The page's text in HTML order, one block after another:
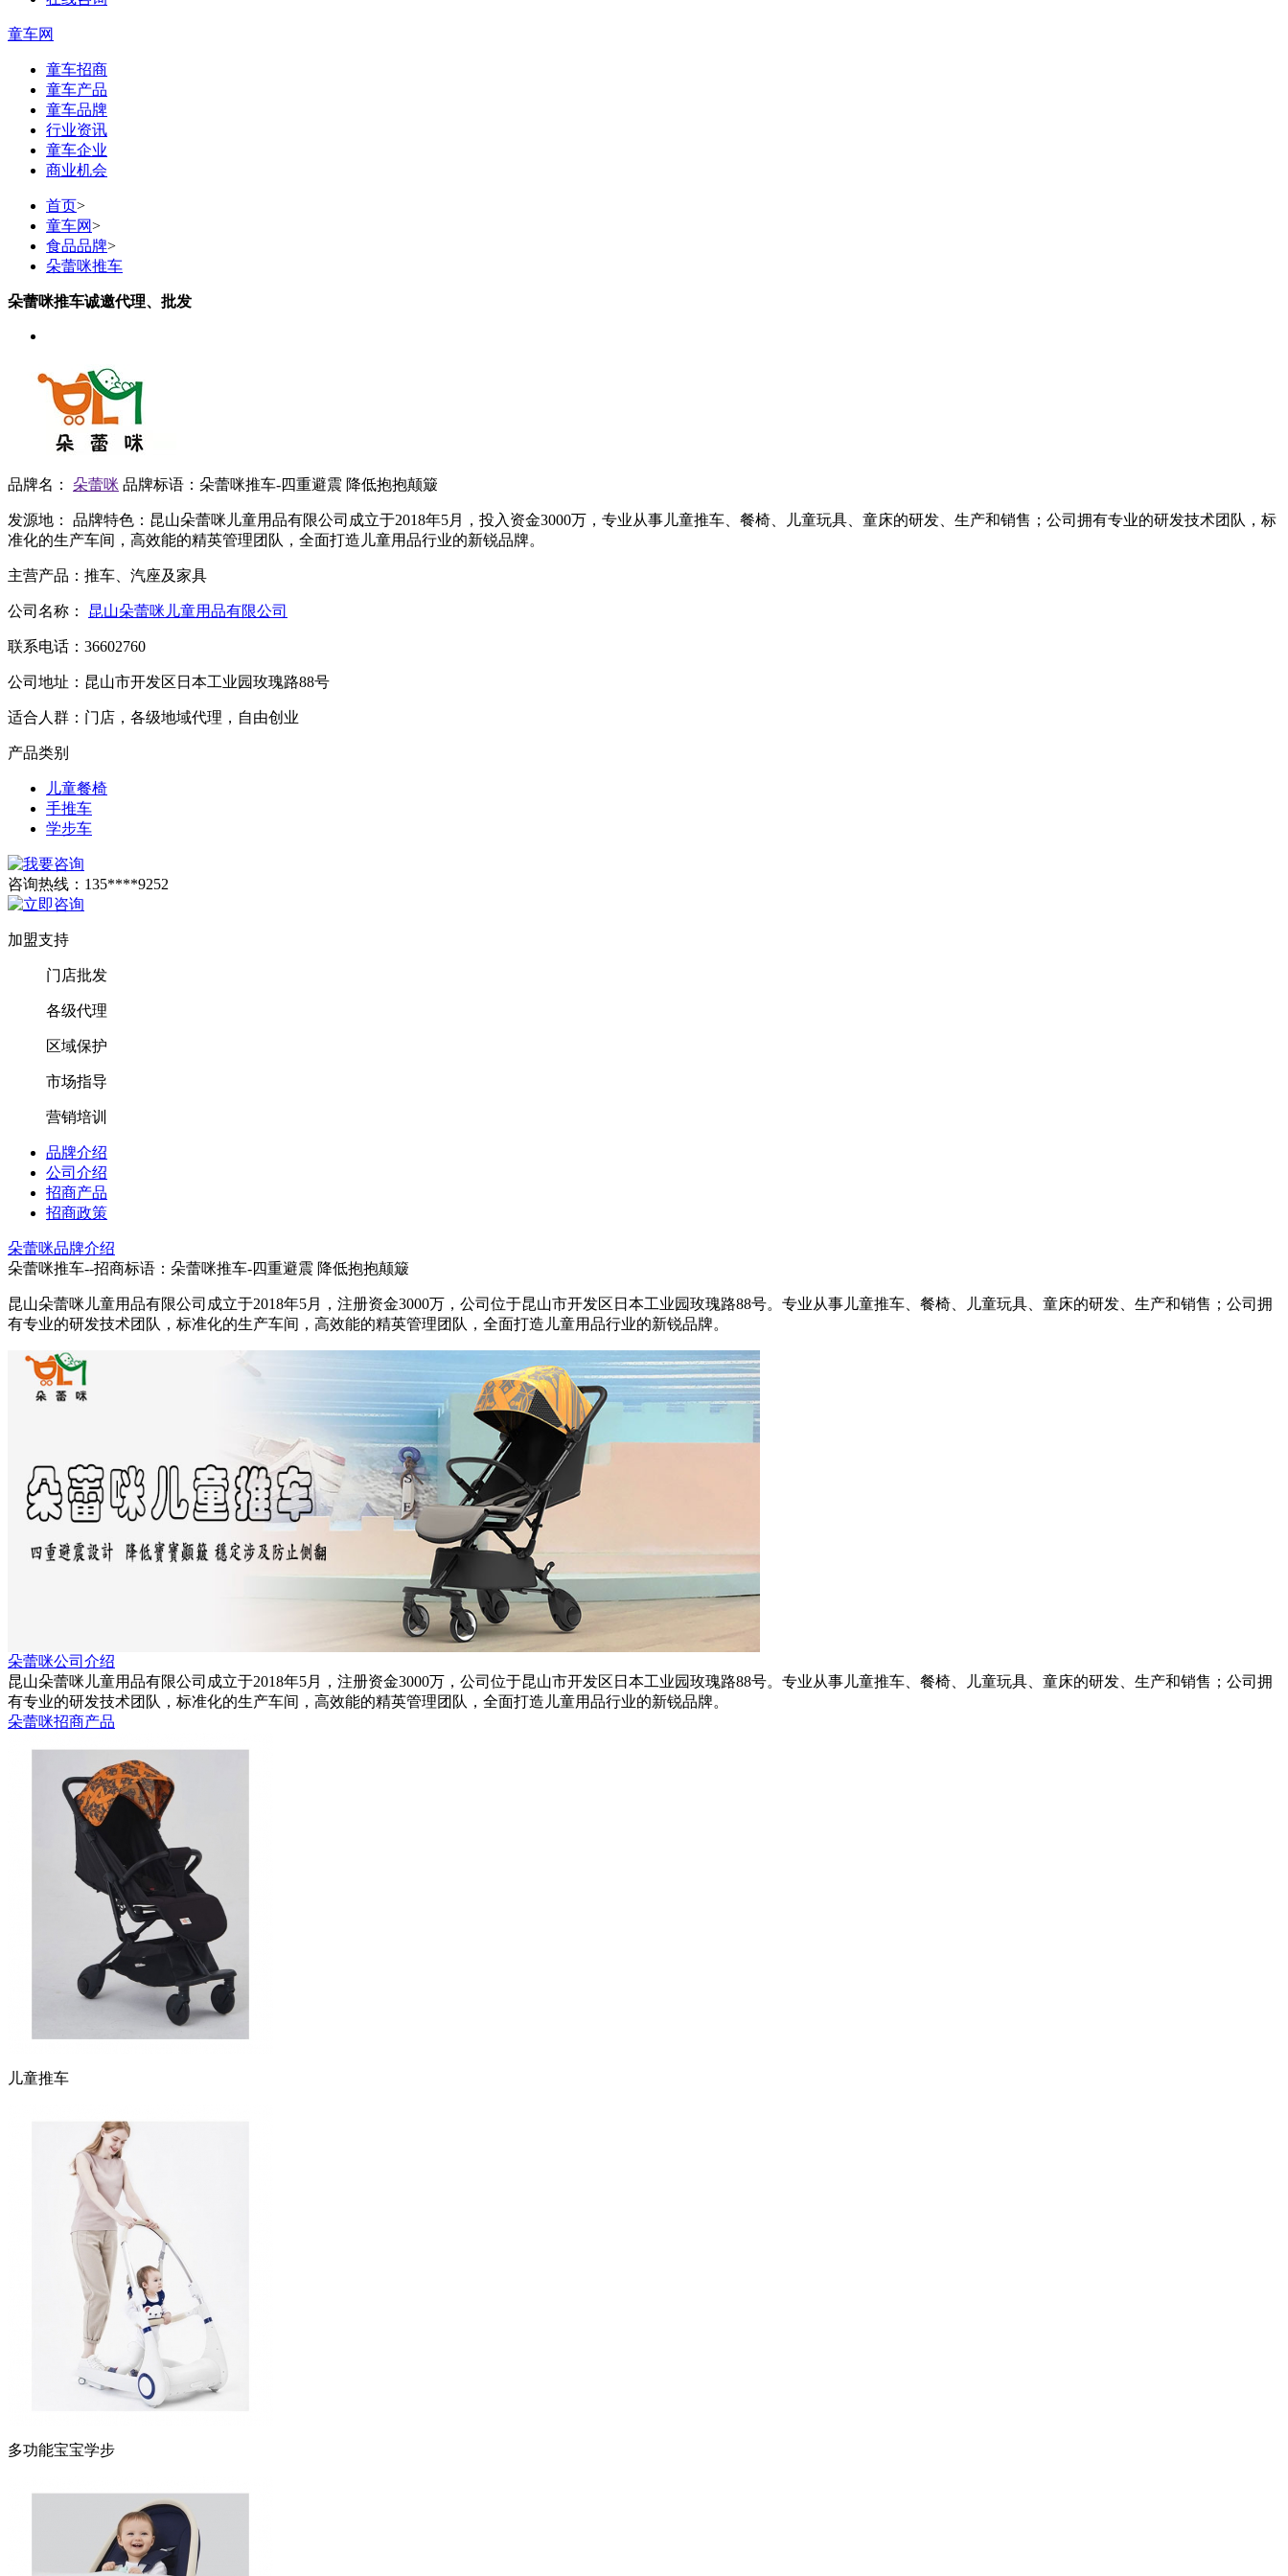
童车网
童车招商
童车产品
童车品牌
行业资讯
童车企业
商业机会
首页>
童车网>
食品品牌>
朵蕾咪推车
朵蕾咪推车诚邀代理、批发
品牌名： 朵蕾咪 品牌标语： 朵蕾咪推车-四重避震 降低抱抱颠簸
发源地： 品牌特色： 昆山朵蕾咪儿童用品有限公司成立于2018年5月，投入资金3000万，专业从事儿童推车、餐椅、儿童玩具、童床的研发、生产和销售；公司拥有专业的研发技术团队，标
准化的生产车间，高效能的精英管理团队，全面打造儿童用品行业的新锐品牌。
主营产品： 推车、汽座及家具
公司名称： 昆山朵蕾咪儿童用品有限公司
联系电话： 36602760
公司地址： 昆山市开发区日本工业园玫瑰路88号
适合人群： 门店，各级地域代理，自由创业
产品类别
儿童餐椅
手推车
学步车
咨询热线： 135****9252
加盟支持
门店批发
各级代理
区域保护
市场指导
营销培训
品牌介绍
公司介绍
招商产品
招商政策
朵蕾咪品牌介绍
朵蕾咪推车--招商标语： 朵蕾咪推车-四重避震 降低抱抱颠簸
昆山朵蕾咪儿童用品有限公司成立于2018年5月，注册资金3000万，公司位于昆山市开发区日本工业园玫瑰路88号。专业从事儿童推车、餐椅、儿童玩具、童床的研发、生产和销售；公司拥
有专业的研发技术团队，标准化的生产车间，高效能的精英管理团队，全面打造儿童用品行业的新锐品牌。
朵蕾咪公司介绍
昆山朵蕾咪儿童用品有限公司成立于2018年5月，注册资金3000万，公司位于昆山市开发区日本工业园玫瑰路88号。专业从事儿童推车、餐椅、儿童玩具、童床的研发、生产和销售；公司拥
有专业的研发技术团队，标准化的生产车间，高效能的精英管理团队，全面打造儿童用品行业的新锐品牌。
朵蕾咪招商产品
儿童推车
多功能宝宝学步